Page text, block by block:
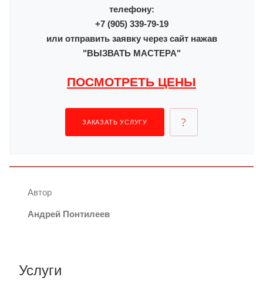
телефону:
+7 (905) 339-79-19
или отправить заявку через сайт нажав
"ВЫЗВАТЬ МАСТЕРА"
ПОСМОТРЕТЬ ЦЕНЫ
ЗАКАЗАТЬ УСЛУГУ
Автор
Андрей Понтилеев
Услуги